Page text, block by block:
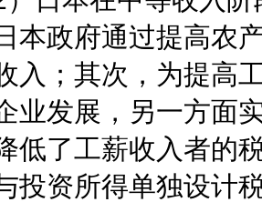
本政府通过提高农
入；其次，为提高
业发展，另一方面
低了工薪收入者的
投资所得单独设计